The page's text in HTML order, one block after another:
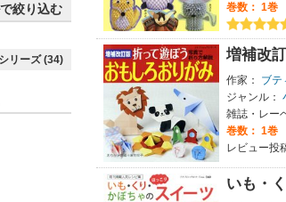
絞り込む
リーズ (34)
巻数： 1巻
増補改
作家：
ブテ
ジャンル：
雑誌・レー
巻数： 1巻
レビュー投
いも・